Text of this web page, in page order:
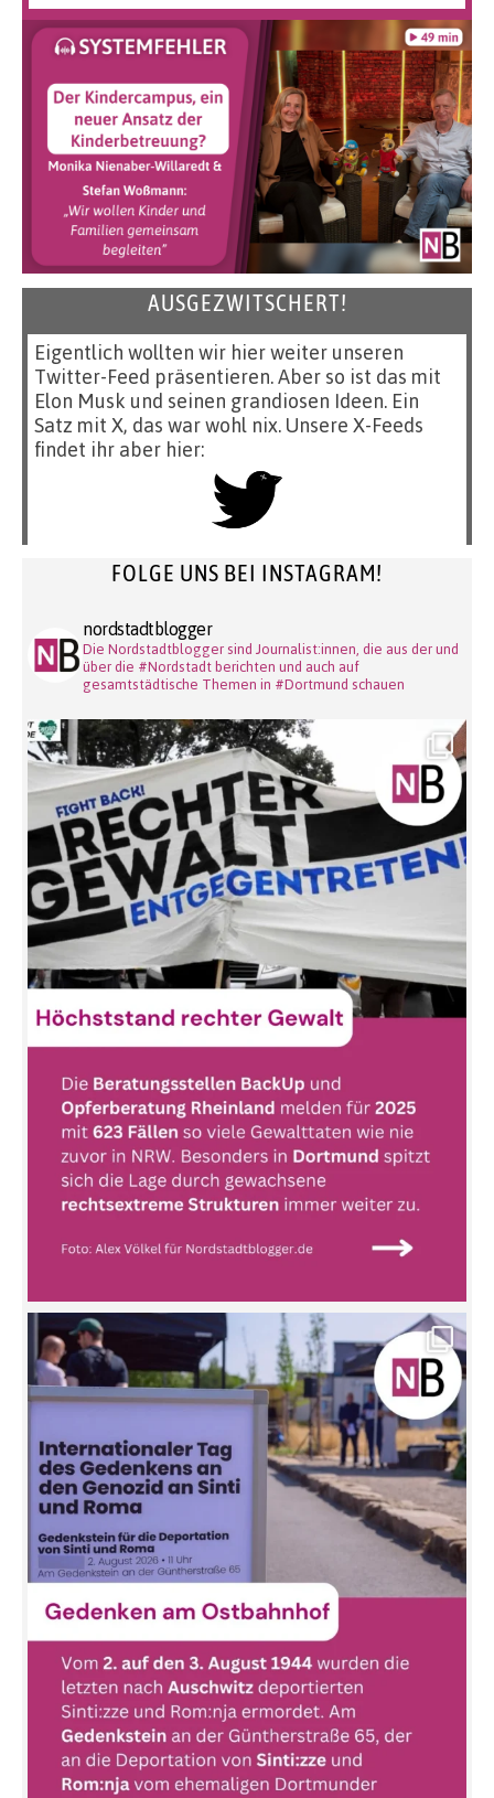
AUSGEZWITSCHERT!
Eigentlich wollten wir hier weiter unseren
Twitter-Feed präsentieren. Aber so ist das mit
Elon Musk und seinen grandiosen Ideen. Ein
Satz mit X, das war wohl nix. Unsere X-Feeds
findet ihr aber hier:
FOLGE UNS BEI INSTAGRAM!
nordstadtblogger
Die Nordstadtblogger sind Journalist:innen, die aus der und
über die #Nordstadt berichten und auch auf
gesamtstädtische Themen in #Dortmund schauen